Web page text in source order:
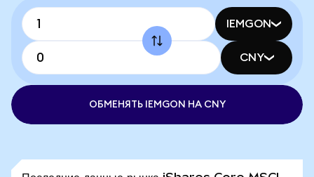
IEMGON
CNY
ОБМЕНЯТЬ IEMGON НА CNY